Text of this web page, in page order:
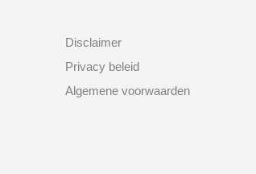
Disclaimer
Privacy beleid
Algemene voorwaarden